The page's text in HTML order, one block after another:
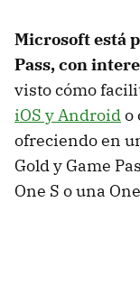
Microsoft está
Pass, con
visto cómo
iOS y Androido
ofreciendo en
Gold y Game
One S o una